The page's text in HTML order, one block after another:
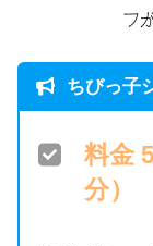
フ
ちびっ子
料金
分）